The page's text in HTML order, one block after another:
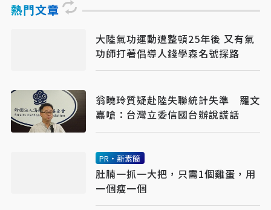
熱門文章
大陸氣功運動遭整頓25年後 又有氣
功師打著倡導人錢學森名號探路
翁曉玲質疑赴陸失聯統計失準 羅文
嘉嗆：台灣立委信國台辦說謊話
PR・新素簡
肚腩一抓一大把，只需1個雞蛋，用
一個瘦一個